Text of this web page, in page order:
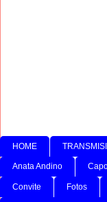
HOME
Anata Andino
Convite Fotos